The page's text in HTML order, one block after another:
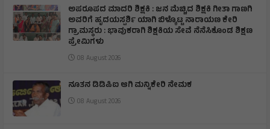
ಅಪರೂಪದ ಮಾದರಿ ಶಿಕ್ಷಕಿ : ಜನ ಮೆಚ್ಚಿದ ಶಿಕ್ಷಕಿ ಗೀತಾ ಗಾಣಗಿ
ಅವರಿಗೆ ಹೃದಯಸ್ಪರ್ಶಿ ಯಾಗಿ ಬಿಳ್ಕೊಟ್ಟ ನಾರಾಯಣ ಕೇರಿ
ಗ್ರಾಮಸ್ಥರು : ಭಾವುಕರಾಗಿ ಶಿಕ್ಷಕಿಯ ಸೇವೆ ನೆನೆಸಿಕೊಂಡ ಶಿಕ್ಷಣ
ಪ್ರೇಮಿಗಳು
08 August 2026
ನೂತನ ಡಿಡಿಪಿಐ ಆಗಿ ಮನ್ನಿಕೇರಿ ನೇಮಕ
08 August 2026